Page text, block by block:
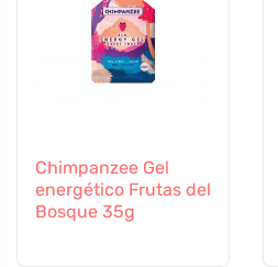
Chimpanzee Gel
energético Frutas del
Bosque 35g